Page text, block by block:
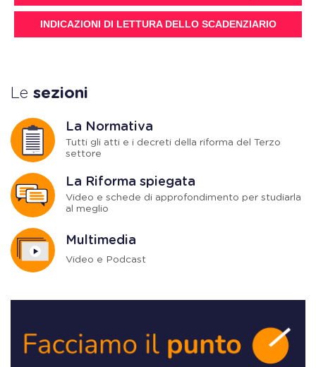
INDICAZIONI DI LETTURA DELLO SCADENZIARIO
Le sezioni
La Normativa
Tutti gli atti e i decreti della riforma del Terzo
settore
La Riforma spiegata
Video e schede di approfondimento per studiarla
al meglio
Multimedia
Video e Podcast